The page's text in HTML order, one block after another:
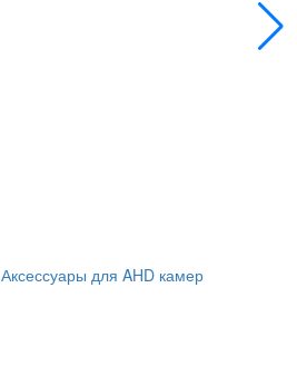
Аксессуары для AHD камер